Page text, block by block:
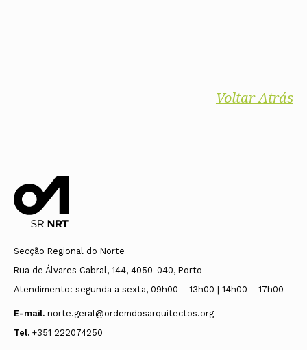
Voltar Atrás
Secção Regional do Norte
Rua de Álvares Cabral, 144, 4050-040, Porto
Atendimento: segunda a sexta, 09h00 – 13h00 | 14h00 – 17h00
E-mail. norte.geral@ordemdosarquitectos.org
Tel. +351 222074250